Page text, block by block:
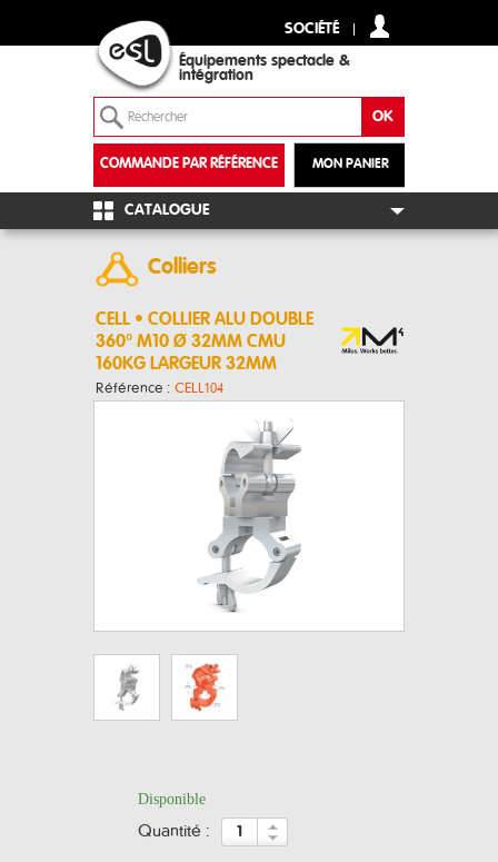
SOCIÉTÉ
Équipements spectacle &
intégration
MON PANIER
COMMANDE PAR RÉFÉRENCE
+
CATALOGUE
Colliers
CELL • COLLIER ALU DOUBLE
360° M10 Ø 32MM CMU
160KG LARGEUR 32MM
Référence : CELL104
Disponible
quantité :